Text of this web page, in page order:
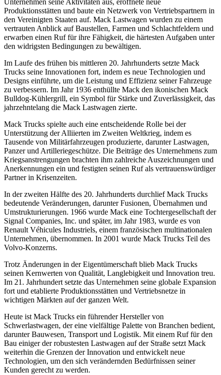
Unternehmen seine Aktivitäten aus, eröffnete neue
Produktionsstätten und baute ein Netzwerk von Vertriebspartnern in
den Vereinigten Staaten auf. Mack Lastwagen wurden zu einem
vertrauten Anblick auf Baustellen, Farmen und Schlachtfeldern und
erwarben einen Ruf für ihre Fähigkeit, die härtesten Aufgaben unter
den widrigsten Bedingungen zu bewältigen.
Im Laufe des frühen bis mittleren 20. Jahrhunderts setzte Mack
Trucks seine Innovationen fort, indem es neue Technologien und
Designs einführte, um die Leistung und Effizienz seiner Fahrzeuge
zu verbessern. Im Jahr 1936 enthüllte Mack den ikonischen Mack
Bulldog-Kühlergrill, ein Symbol für Stärke und Zuverlässigkeit, das
jahrzehntelang die Mack Lastwagen zierte.
Mack Trucks spielte auch eine entscheidende Rolle bei der
Unterstützung der Alliierten im Zweiten Weltkrieg, indem es
Tausende von Militärfahrzeugen produzierte, darunter Lastwagen,
Panzer und Artilleriegeschütze. Die Beiträge des Unternehmens zum
Kriegsanstrengungen brachten ihm zahlreiche Auszeichnungen und
Anerkennungen ein und festigten seinen Ruf als vertrauenswürdiger
Partner in Krisenzeiten.
In der zweiten Hälfte des 20. Jahrhunderts durchlief Mack Trucks
bedeutende Veränderungen, darunter Fusionen, Übernahmen und
Umstrukturierungen. 1966 wurde Mack eine Tochtergesellschaft der
Signal Companies, Inc. und später, im Jahr 1983, wurde es von
Renault Véhicules Industriels, einem französischen multinationalen
Unternehmen, übernommen. In 2001 wurde Mack Trucks Teil des
Volvo-Konzerns.
Trotz Änderungen in der Eigentümerschaft blieb Mack Trucks
seinen Kernwerten von Qualität, Langlebigkeit und Innovation treu.
Im 21. Jahrhundert setzte das Unternehmen seine globale Expansion
fort und etablierte Produktionsstätten und Vertriebsnetze in
wichtigen Märkten auf der ganzen Welt.
Heute ist Mack Trucks ein führender Hersteller von
Schwerlastwagen, der eine vielfältige Palette von Branchen bedient,
darunter Bauwesen, Transport und Logistik. Mit einem Ruf für den
Bau einiger der robustesten Lastwagen auf der Straße setzt Mack
weiterhin die Grenzen der Innovation und entwickelt neue
Technologien, um den sich verändernden Bedürfnissen seiner
Kunden gerecht zu werden.